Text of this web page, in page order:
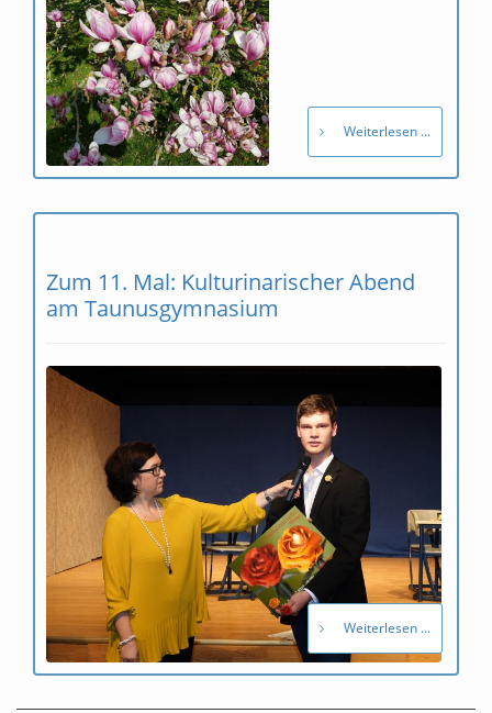
Weiterlesen ...
Zum 11. Mal: Kulturinarischer Abend
am Taunusgymnasium
Weiterlesen ...